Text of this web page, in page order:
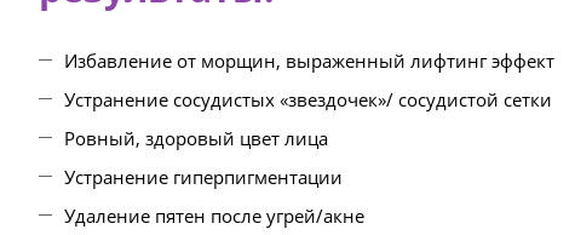
Избавление от морщин, выраженный лифтинг эффект
Устранение сосудистых «звездочек»/ сосудистой сетки
Ровный, здоровый цвет лица
Устранение гиперпигментации
Удаление пятен после угрей/акне